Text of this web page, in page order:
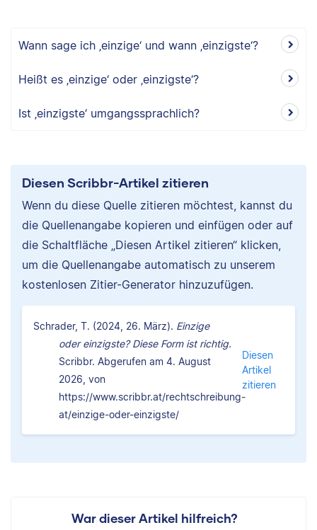
Wann sage ich ‚einzige‘ und wann ‚einzigste‘?
Heißt es ‚einzige‘ oder ‚einzigste‘?
Ist ‚einzigste‘ umgangssprachlich?
Diesen Scribbr-Artikel zitieren
Wenn du diese Quelle zitieren möchtest, kannst du
die Quellenangabe kopieren und einfügen oder auf
die Schaltfläche „Diesen Artikel zitieren“ klicken,
um die Quellenangabe automatisch zu unserem
kostenlosen Zitier-Generator hinzuzufügen.
Schrader, T. (2024, 26. März). Einzige
oder einzigste? Diese Form ist richtig.
Scribbr. Abgerufen am 4. August
2026, von
https://www.scribbr.at/rechtschreibung-
at/einzige-oder-einzigste/
Diesen
Artikel
zitieren
War dieser Artikel hilfreich?